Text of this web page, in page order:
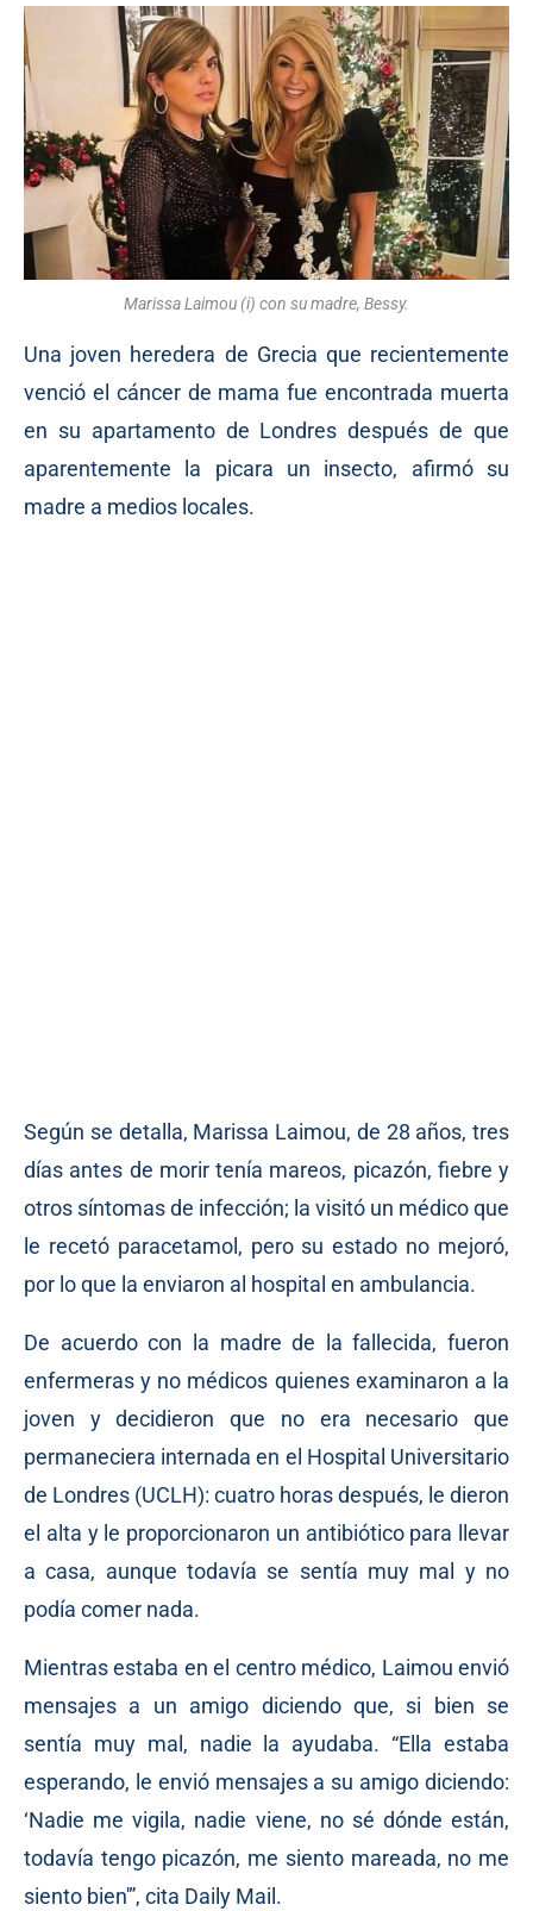
Marissa Laimou (i) con su madre, Bessy.
Una joven heredera de Grecia que recientemente
venció el cáncer de mama fue encontrada muerta
en su apartamento de Londres después de que
aparentemente la picara un insecto, afirmó su
madre a medios locales.
Según se detalla, Marissa Laimou, de 28 años, tres
días antes de morir tenía mareos, picazón, fiebre y
otros síntomas de infección; la visitó un médico que
le recetó paracetamol, pero su estado no mejoró,
por lo que la enviaron al hospital en ambulancia.
De acuerdo con la madre de la fallecida, fueron
enfermeras y no médicos quienes examinaron a la
joven y decidieron que no era necesario que
permaneciera internada en el Hospital Universitario
de Londres (UCLH): cuatro horas después, le dieron
el alta y le proporcionaron un antibiótico para llevar
a casa, aunque todavía se sentía muy mal y no
podía comer nada.
Mientras estaba en el centro médico, Laimou envió
mensajes a un amigo diciendo que, si bien se
sentía muy mal, nadie la ayudaba. “Ella estaba
esperando, le envió mensajes a su amigo diciendo:
‘Nadie me vigila, nadie viene, no sé dónde están,
todavía tengo picazón, me siento mareada, no me
siento bien'”, cita Daily Mail.